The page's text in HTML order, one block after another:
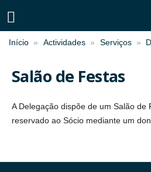
Início Actividades Serviços
Salão de Festas
A Delegação dispõe de um Salão
reservado ao Sócio mediante um